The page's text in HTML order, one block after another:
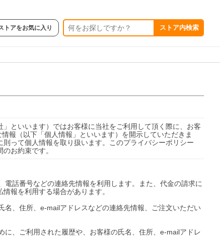
トアをお気に入り ストア内検索
といいます）ではお客様に当社をご利用して頂く際に、お客
報（以下「個人情報」といいます）を開示していただきま
って個人情報を取り扱います。このプライバシーポリシー
お約束です。
話番号などの連絡先情報を利用します。また、代金の請求に
報を利用する場合があります。
、住所、e-mailアドレスなどの連絡先情報、ご注文いただい
、ご利用された履歴や、お客様の氏名、住所、e-mailアドレ